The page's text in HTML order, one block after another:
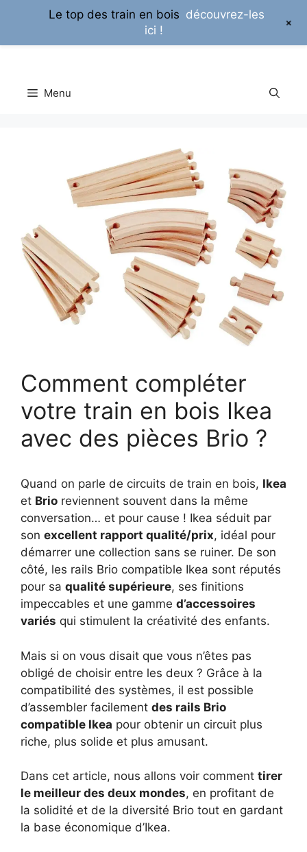
contenu Menu
Comment compléter
votre train en bois Ikea
avec des pièces Brio ?
Quand on parle de circuits de train en bois, Ikea
et Brio reviennent souvent dans la même
conversation… et pour cause ! Ikea séduit par
son excellent rapport qualité/prix, idéal pour
démarrer une collection sans se ruiner. De son
côté, les rails Brio compatible Ikea sont réputés
pour sa qualité supérieure, ses finitions
impeccables et une gamme d’accessoires
variés qui stimulent la créativité des enfants.
Mais si on vous disait que vous n’êtes pas
obligé de choisir entre les deux ? Grâce à la
compatibilité des systèmes, il est possible
d’assembler facilement des rails Brio
compatible Ikea pour obtenir un circuit plus
riche, plus solide et plus amusant.
Dans cet article, nous allons voir comment tirer
le meilleur des deux mondes, en profitant de
la solidité et de la diversité Brio tout en gardant
la base économique d’Ikea.
Le top des train en bois découvrez-les
ici !
+